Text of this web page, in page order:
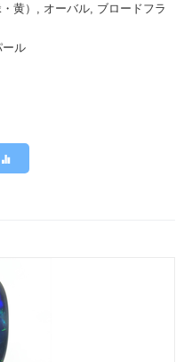
黄）, オーバル, ブロードフラ
ール